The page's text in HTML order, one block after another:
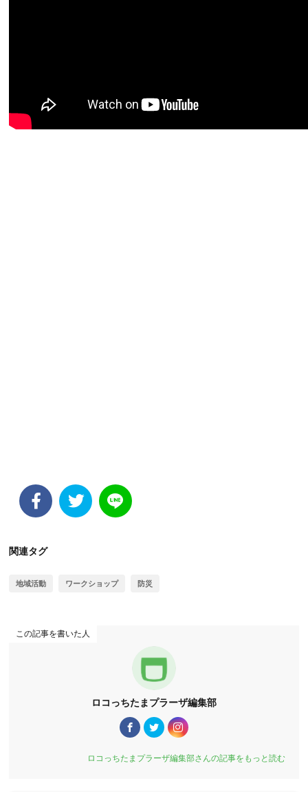
関連タグ
地域活動 ワークショップ 防災
この記事を書いた人
ロコっちたまプラーザ編集部
ロコっちたまプラーザ編集部さんの記事をもっと読む